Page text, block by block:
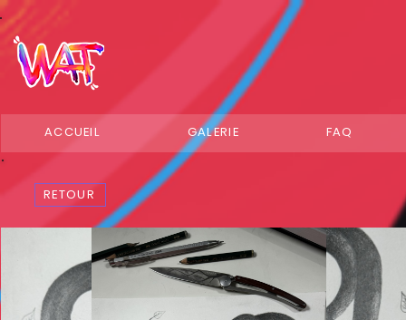
ACCUEIL GALERIE FAQ
RETOUR